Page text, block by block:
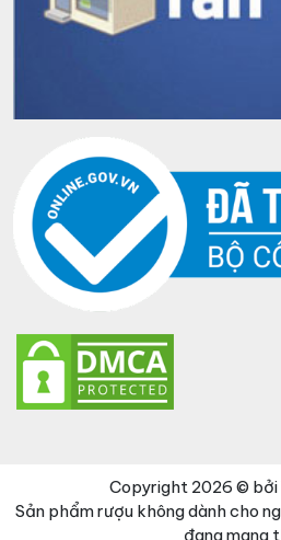
Copyright 2026 © bởi
Sản phẩm rượu không dành cho
đang mang